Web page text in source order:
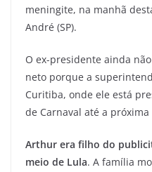
meningite, na manhã
André (SP).
O ex-presidente ainda
neto porque a
Curitiba, onde ele está
de Carnaval até a
Arthur era filho do
meio de Lula. A família